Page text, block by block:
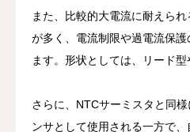
また、比較的大電流に耐えら
が多く、電流制限や過電流保
ます。形状としては、リード型
さらに、NTCサーミスタと同
ンサとして使用される一方で